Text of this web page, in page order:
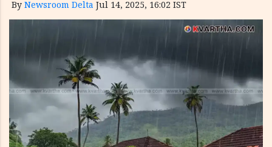
By Newsroom Delta Jul 14, 2025, 16:02 IST